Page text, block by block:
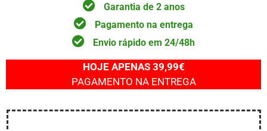
Garantia de 2 anos
Pagamento na entrega
Envio rápido em 24/48h
HOJE APENAS 39,99€
PAGAMENTO NA ENTREGA